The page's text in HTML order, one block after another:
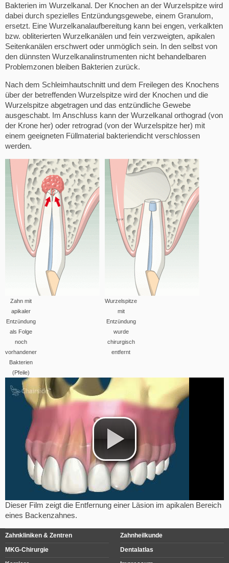
Bakterien im Wurzelkanal. Der Knochen an der Wurzelspitze wird
dabei durch spezielles Entzündungsgewebe, einem Granulom,
ersetzt. Eine Wurzelkanalaufbereitung kann bei engen, verkalkten
bzw. obliterierten Wurzelkanälen und fein verzweigten, apikalen
Seitenkanälen erschwert oder unmöglich sein. In den selbst von
den dünnsten Wurzelkanalinstrumenten nicht behandelbaren
Problemzonen bleiben Bakterien zurück.
Nach dem Schleimhautschnitt und dem Freilegen des Knochens
über der betreffenden Wurzelspitze wird der Knochen und die
Wurzelspitze abgetragen und das entzündliche Gewebe
ausgeschabt. Im Anschluss kann der Wurzelkanal orthograd (von
der Krone her) oder retrograd (von der Wurzelspitze her) mit
einem geeigneten Füllmaterial bakteriendicht verschlossen
werden.
Zahn mit
apikaler
Entzündung
als Folge
noch
vorhandener
Bakterien
(Pfeile)
Wurzelspitze
mit
Entzündung
wurde
chirurgisch
entfernt
Dieser Film zeigt die Entfernung einer Läsion im apikalen Bereich
eines Backenzahnes.
Zahnkliniken & Zentren
Zahnheilkunde
MKG-Chirurgie
Dentalatlas